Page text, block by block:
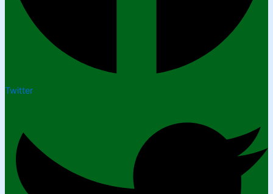
Twitter